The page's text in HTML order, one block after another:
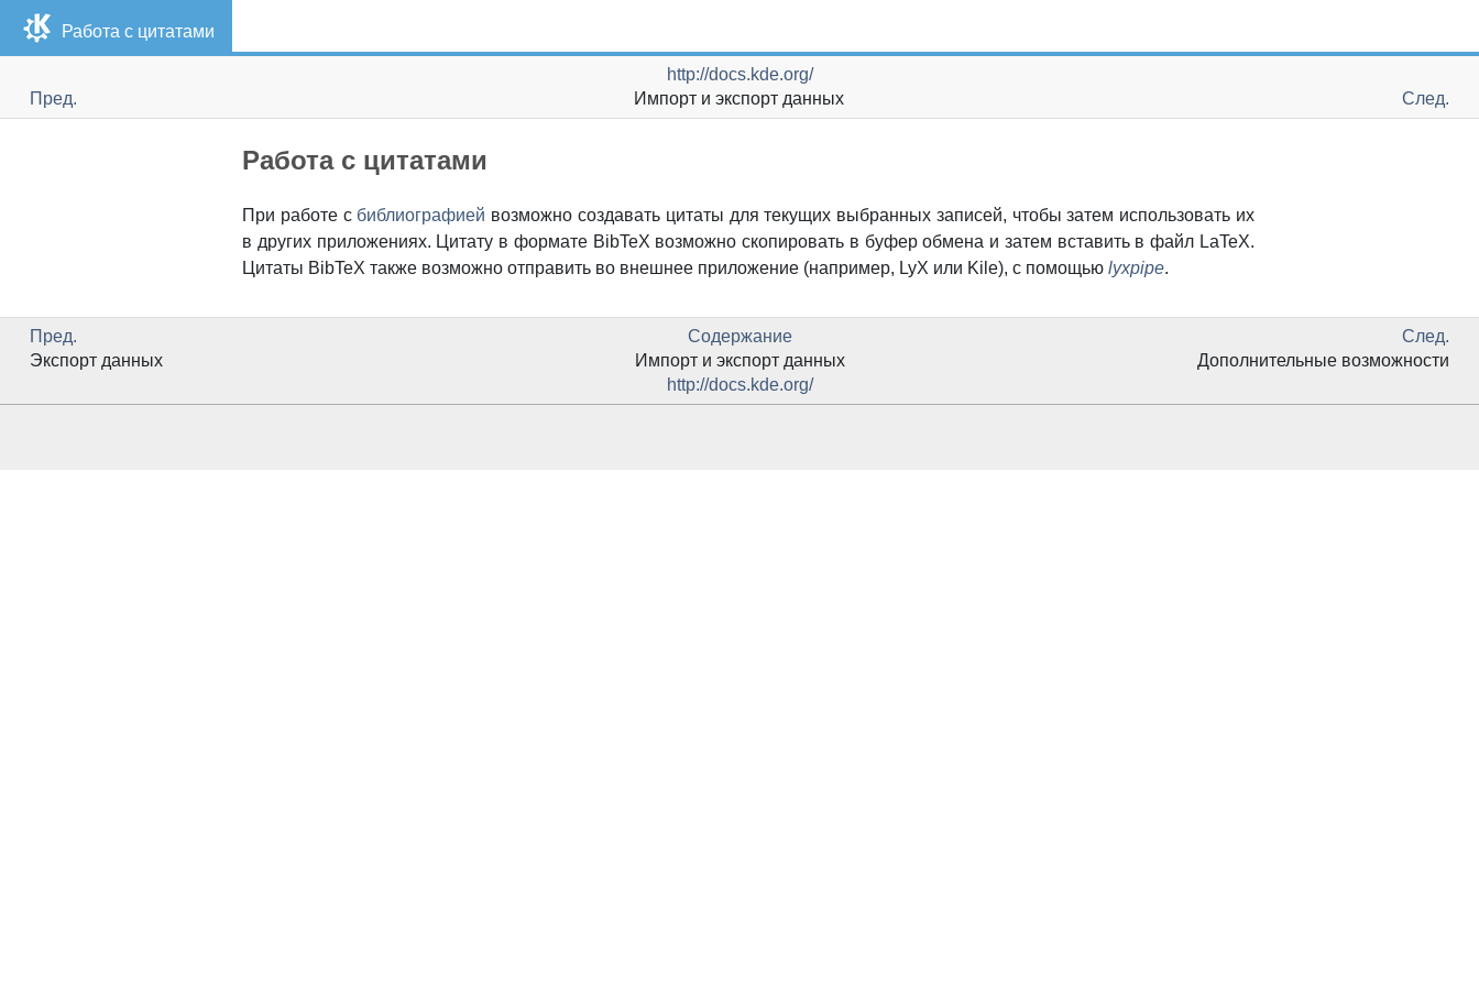
Работа с цитатами
http://docs.kde.org/
Пред.
Импорт и экспорт данных След.
Работа с цитатами
При работе с библиографией возможно создавать цитаты для текущих выбранных записей, чтобы затем использовать их
в других приложениях. Цитату в формате BibTeX возможно скопировать в буфер обмена и затем вставить в файл LaTeX.
Цитаты BibTeX также возможно отправить во внешнее приложение (например, LyX или Kile), с помощью lyxpipe.
Пред. Содержание
След.
Экспорт данных
Импорт и экспорт данных
Дополнительные возможности
http://docs.kde.org/